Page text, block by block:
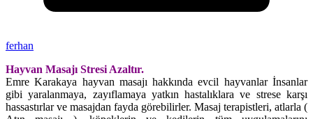
ferhan
Hayvan Masajı Stresi Azaltır.
Emre Karakaya hayvan masajı hakkında evcil hayvanlar İnsanlar
gibi yaralanmaya, zayıflamaya yatkın hastalıklara ve strese karşı
hassastırlar ve masajdan fayda görebilirler. Masaj terapistleri, atlarla (